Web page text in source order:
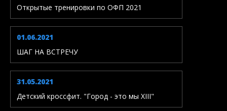
Открытые тренировки по ОФП 2021
01.06.2021
ШАГ НА ВСТРЕЧУ
31.05.2021
Детский кроссфит. "Город - это мы XIII"